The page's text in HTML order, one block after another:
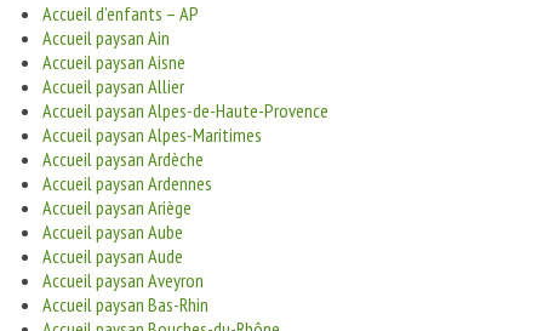
Accueil d’enfants – AP
Accueil paysan Ain
Accueil paysan Aisne
Accueil paysan Allier
Accueil paysan Alpes-de-Haute-Provence
Accueil paysan Alpes-Maritimes
Accueil paysan Ardèche
Accueil paysan Ardennes
Accueil paysan Ariège
Accueil paysan Aube
Accueil paysan Aude
Accueil paysan Aveyron
Accueil paysan Bas-Rhin